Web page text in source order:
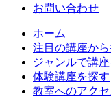
お問い合わせ
ホーム
注目の講座か
ジャンルで講
体験講座を探す
教室へのアクセ